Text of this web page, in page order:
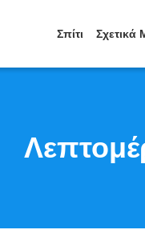
Σπίτι Σχετικά